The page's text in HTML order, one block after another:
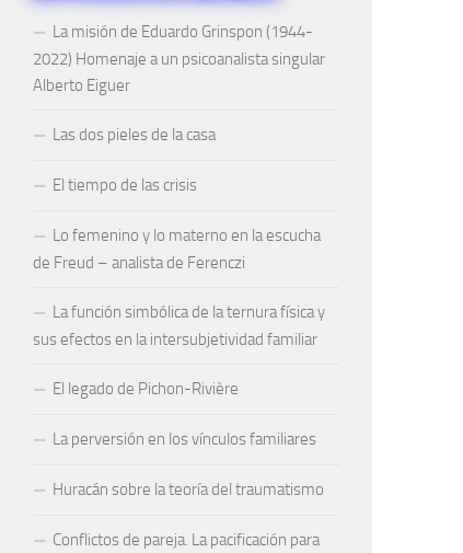
La misión de Eduardo Grinspon (1944-
2022) Homenaje a un psicoanalista singular
Alberto Eiguer
Las dos pieles de la casa
El tiempo de las crisis
Lo femenino y lo materno en la escucha
de Freud – analista de Ferenczi
La función simbólica de la ternura física y
sus efectos en la intersubjetividad familiar
El legado de Pichon-Rivière
La perversión en los vínculos familiares
Huracán sobre la teoría del traumatismo
Conflictos de pareja. La pacificación para